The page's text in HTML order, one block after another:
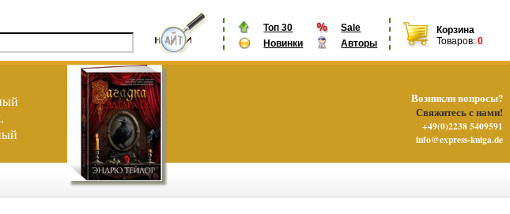
Топ 30
Sale
Новинки
Авторы
Корзина
Товаров: 0
Возникли вопросы?
Свяжитесь с нами!
+49(0)2238 5409591
info@express-kniga.de